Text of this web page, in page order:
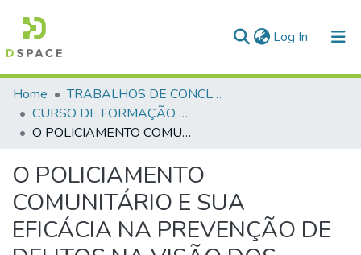
Log In (current)
Communities & Collections
All of DSpace
Home
TRABALHOS DE CONCLUSÃO DE CURSO - CFP (CURSO DE FORMAÇÃO DE PRAÇAS)
CURSO DE FORMAÇÃO DE PRAÇAS - CFP - 2023
O POLICIAMENTO COMUNITÁRIO E SUA EFICÁCIA NA PREVENÇÃO DE DELITOS NA VISÃO DOS ALUNOS DO CURSO DE FORMAÇÃO DE PRAÇAS DA POLÍCIA MILITAR DO ESTADO DE GOIÁS, NO ANO DE 2023 - PELOTÃO CHARLIE E DELTA
O POLICIAMENTO
COMUNITÁRIO E SUA
EFICÁCIA NA PREVENÇÃO DE